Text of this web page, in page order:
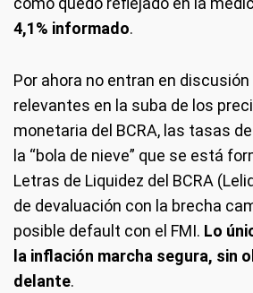
4,1% informado.
Por ahora no entran en
relevantes en la suba de los
monetaria del BCRA, las tasas
la “bola de nieve” que se está
Letras de Liquidez del BCRA
de devaluación con la brecha
posible default con el FMI. Lo
la inflación marcha segura, sin
delante.